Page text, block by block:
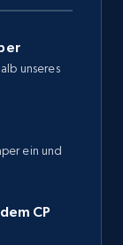
unseres
ein und
CP